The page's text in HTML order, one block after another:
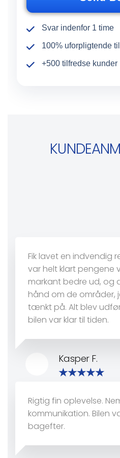
e
Svar indenfor 1 time
100% uforpligtende
+500 tilfredse kunder
Fik lavet en indvendig
var helt klart
markant bedre ud, og
hånd om de områder,
tænkt på. Alt blev
bilen var klar til tiden.
Kasper F.
Rigtig fin oplevelse.
kommunikation. Bilen
bagefter.